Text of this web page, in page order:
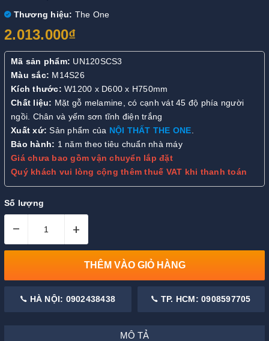
Thương hiệu: The One
2.013.000₫
Mã sản phẩm: UN120SCS3
Màu sắc: M14S26
Kích thước: W1200 x D600 x H750mm
Chất liệu: Mặt gỗ melamine, có cạnh vát 45 độ phía người
ngồi. Chân và yếm sơn tĩnh điện trắng
Xuất xứ: Sản phẩm của NỘI THẤT THE ONE.
Bảo hành: 1 năm theo tiêu chuẩn nhà máy
Giá chưa bao gồm vận chuyển lắp đặt
Quý khách vui lòng cộng thêm thuế VAT khi thanh toán
Số lượng
– +
THÊM VÀO GIỎ HÀNG
HÀ NỘI: 0902438438 TP. HCM: 0908597705
MÔ TẢ